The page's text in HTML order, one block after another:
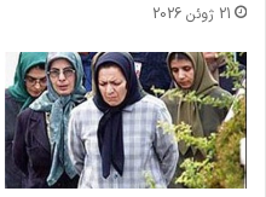
21 ژوئن 2026